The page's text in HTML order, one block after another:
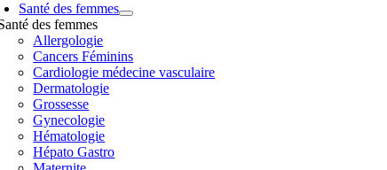
Santé des femmes
des femmes
Allergologie
Cancers Féminins
Cardiologie médecine vasculaire
Dermatologie
Grossesse
Gynecologie
Hématologie
Hépato Gastro